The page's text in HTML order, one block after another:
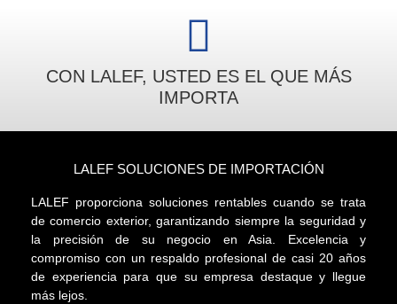
CON LALEF, USTED ES EL QUE MÁS
IMPORTA
LALEF SOLUCIONES DE IMPORTACIÓN
LALEF proporciona soluciones rentables cuando se trata
de comercio exterior, garantizando siempre la seguridad y
la precisión de su negocio en Asia. Excelencia y
compromiso con un respaldo profesional de casi 20 años
de experiencia para que su empresa destaque y llegue
más lejos.